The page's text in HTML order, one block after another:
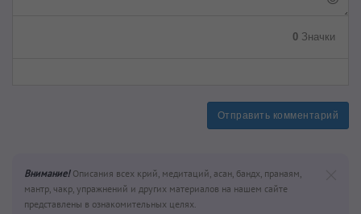
0 Значки
Отправить комментарий
Внимание!Описания всех крий, медитаций, асан, бандх, пранаям,
мантр, чакр, упражнений и других материалов на нашем сайте
представлены в ознакомительных целях.